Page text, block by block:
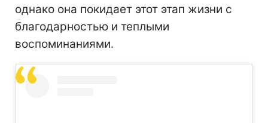
однако она покидает этот этап жизни с
благодарностью и теплыми
воспоминаниями.